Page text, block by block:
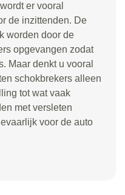
er vooral
de inzittenden. De
worden door de
opgevangen zodat
Maar denkt u vooral
schokbrekers alleen
tot wat vaak
met versleten
voor de auto